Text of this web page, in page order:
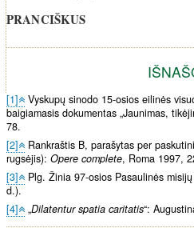
PRANCIŠKUS
[1]
Vyskupų sinodo 15-osios eilinės
baigiamasis dokumentas „Jaunimas,
78.
[2]
Rankraštis B, parašytas per
rugsėjis): Opere complete, Roma 1997,
[3]
Plg. Žinia 97-osios Pasaulinės
d.).
[4]
„Dilatentur spatia caritatis“: